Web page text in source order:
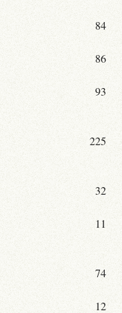
84
86
93
225
32
11
74
12